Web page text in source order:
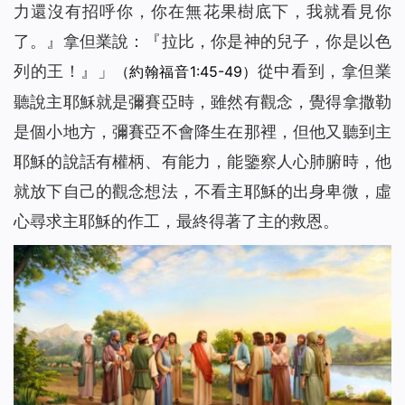
力還沒有招呼你，你在無花果樹底下，我就看見你
了。
』拿但業說：『拉比，你是神的兒子，你是以色
列的王！』」
（約翰福音1:45-49） 從中看到，拿但業
聽說主耶穌就是彌賽亞時，雖然有觀念，覺得拿撒勒
是個小地方，彌賽亞不會降生在那裡，但他又聽到主
耶穌的說話有權柄、有能力，能鑒察人心肺腑時，他
就放下自己的觀念想法，不看主耶穌的出身卑微，虛
心尋求主耶穌的作工，最終得著了主的救恩。